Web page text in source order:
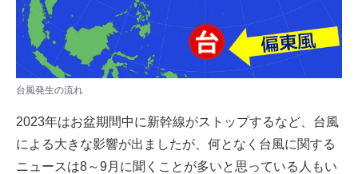
台風発生の流れ
2023年はお盆期間中に新幹線がストップするなど、台風
による大きな影響が出ましたが、何となく台風に関する
ニュースは8～9月に聞くことが多いと思っている人もい